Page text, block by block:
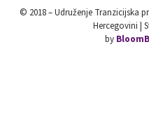
© 2018 – Udruženje Tranzicijska
Hercegovini |
by